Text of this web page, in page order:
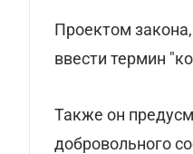
Проектом
ввести термин
Также он
добровольного